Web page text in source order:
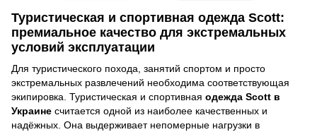
Туристическая и спортивная одежда Scott:
премиальное качество для экстремальных
условий эксплуатации
Для туристического похода, занятий спортом и просто
экстремальных развлечений необходима соответствующая
экипировка. Туристическая и спортивная одежда Scott в
Украине считается одной из наиболее качественных и
надёжных. Она выдерживает непомерные нагрузки в